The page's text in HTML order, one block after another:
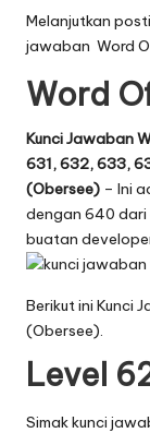
Melanjutkan
jawaban Word
Word
Kunci Jawaban
631, 632, 633,
(Obersee) – Ini
dengan 640 dari
buatan
Berikut ini Kunci
(Obersee).
Level
Simak kunci